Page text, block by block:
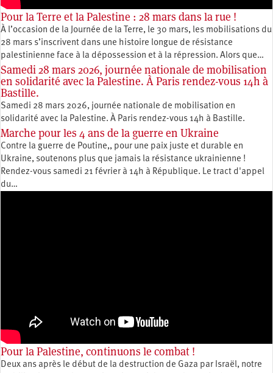
Pour la Terre et la Palestine : 28 mars dans la rue !
À l’occasion de la Journée de la Terre, le 30 mars, les mobilisations du
28 mars s’inscrivent dans une histoire longue de résistance
palestinienne face à la dépossession et à la répression. Alors que…
Samedi 28 mars 2026, journée nationale de mobilisation
en solidarité avec la Palestine. À Paris rendez-vous 14h à
Bastille.
Samedi 28 mars 2026, journée nationale de mobilisation en
solidarité avec la Palestine. À Paris rendez-vous 14h à Bastille.
Marche pour les 4 ans de la guerre en Ukraine
Contre la guerre de Poutine,, pour une paix juste et durable en
Ukraine, soutenons plus que jamais la résistance ukrainienne !
Rendez-vous samedi 21 février à 14h à République. Le tract d'appel
du…
Pour la Palestine, continuons le combat !
Deux ans après le début de la destruction de Gaza par Israël, notre